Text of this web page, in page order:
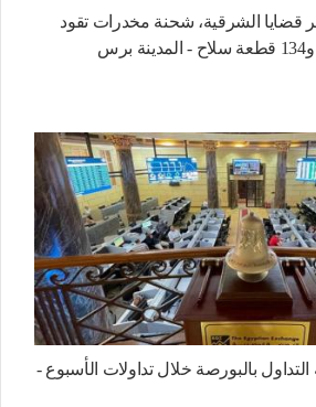
قضايا الشرقية، شحنة مخدرات تقود
التداول بالبورصة خلال تداولات الأسبوع -